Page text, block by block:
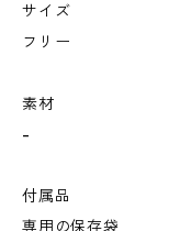
サイズ
フリー
素材
-
付属品
専用の保存袋